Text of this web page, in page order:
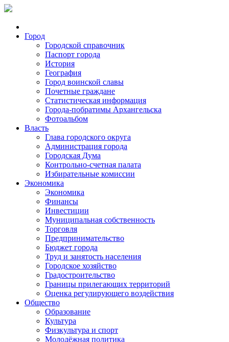
Город
Городской справочник
Паспорт города
История
География
Город воинской славы
Почетные граждане
Статистическая информация
Города-побратимы Архангельска
Фотоальбом
Власть
Глава городского округа
Администрация города
Городская Дума
Контрольно-счетная палата
Избирательные комиссии
Экономика
Экономика
Финансы
Инвестиции
Муниципальная собственность
Торговля
Предпринимательство
Бюджет города
Труд и занятость населения
Городское хозяйство
Градостроительство
Границы прилегающих территорий
Оценка регулирующего воздействия
Общество
Образование
Культура
Физкультура и спорт
Молодёжная политика